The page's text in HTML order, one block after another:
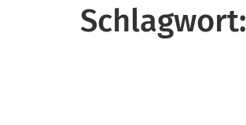
Schlagwort: